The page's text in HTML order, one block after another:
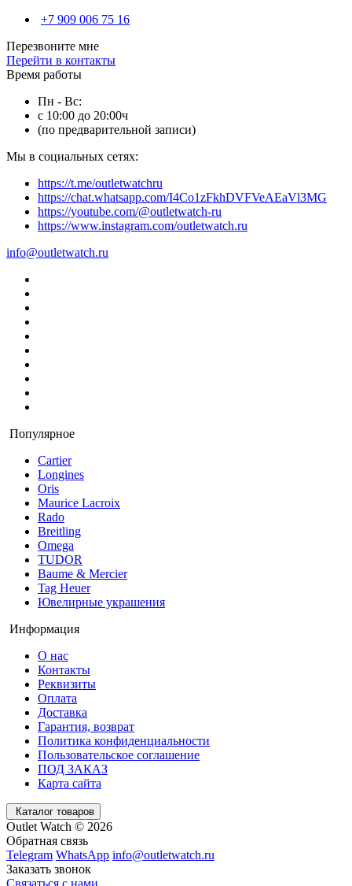
+7 909 006 75 16
Перезвоните мне
Перейти в контакты
Время работы
Пн - Вс:
с 10:00 до 20:00ч
(по предварительной записи)
Мы в социальных сетях:
https://t.me/outletwatchru
https://chat.whatsapp.com/I4Co1zFkhDVFVeAEaVl3MG
https://youtube.com/@outletwatch-ru
https://www.instagram.com/outletwatch.ru
info@outletwatch.ru
Популярное
Cartier
Longines
Oris
Maurice Lacroix
Rado
Breitling
Omega
TUDOR
Baume & Mercier
Tag Heuer
Ювелирные украшения
Информация
О нас
Контакты
Реквизиты
Оплата
Доставка
Гарантия, возврат
Политика конфиденциальности
Пользовательское соглашение
ПОД ЗАКАЗ
Карта сайта
Каталог товаров
Outlet Watch © 2026
Обратная связь
Telegram WhatsApp info@outletwatch.ru
Заказать звонок
Связаться с нами